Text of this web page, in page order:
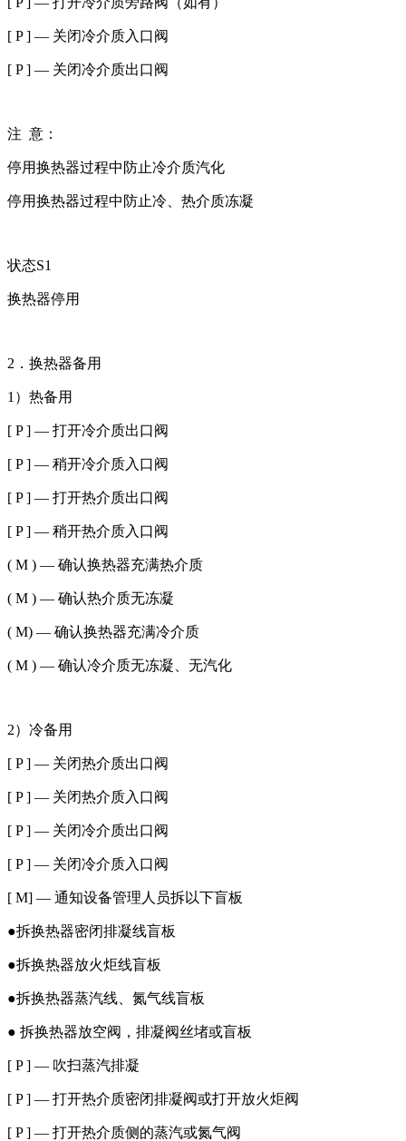
[ P ] — 关闭冷介质入口阀
[ P ] — 关闭冷介质出口阀
注 意：
停用换热器过程中防止冷介质汽化
停用换热器过程中防止冷、热介质冻凝
状态S1
换热器停用
2．换热器备用
1）热备用
[ P ] — 打开冷介质出口阀
[ P ] — 稍开冷介质入口阀
[ P ] — 打开热介质出口阀
[ P ] — 稍开热介质入口阀
( M ) — 确认换热器充满热介质
( M ) — 确认热介质无冻凝
( M) — 确认换热器充满冷介质
( M ) — 确认冷介质无冻凝、无汽化
2）冷备用
[ P ] — 关闭热介质出口阀
[ P ] — 关闭热介质入口阀
[ P ] — 关闭冷介质出口阀
[ P ] — 关闭冷介质入口阀
[ M] — 通知设备管理人员拆以下盲板
●拆换热器密闭排凝线盲板
●拆换热器放火炬线盲板
●拆换热器蒸汽线、氮气线盲板
● 拆换热器放空阀，排凝阀丝堵或盲板
[ P ] — 吹扫蒸汽排凝
[ P ] — 打开热介质密闭排凝阀或打开放火炬阀
[ P ] — 打开热介质侧的蒸汽或氮气阀